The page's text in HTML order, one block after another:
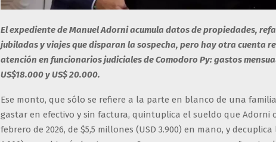
El expediente de Manuel Adorni acumula datos de propiedades,
jubiladas y viajes que disparan la sospecha, pero hay otra cuenta
atención en funcionarios judiciales de Comodoro Py: gastos
US$18.000 y US$ 20.000.
Ese monto, que sólo se refiere a la parte en blanco de una
gastar en efectivo y sin factura, quintuplica el sueldo que Adorni
febrero de 2026, de $5,5 millones (USD 3.900) en mano, y